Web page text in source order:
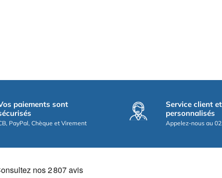
paiements sont
PayPal, Chèque et Virement
Service client
personnalisés
Appelez-nous au